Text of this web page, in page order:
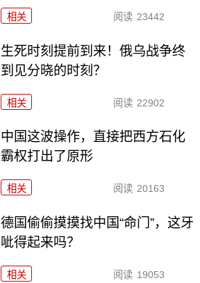
相关 阅读 23442
生死时刻提前到来！俄乌战争终
到见分晓的时刻？
相关 阅读 22902
中国这波操作，直接把西方石化
霸权打出了原形
相关 阅读 20163
德国偷偷摸摸找中国“命门”，这牙
呲得起来吗？
相关 阅读 19053